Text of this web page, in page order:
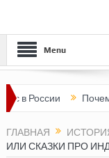
Menu
Почему
ГЛАВНАЯ
ИЛИ СКАЗКИ ПРО